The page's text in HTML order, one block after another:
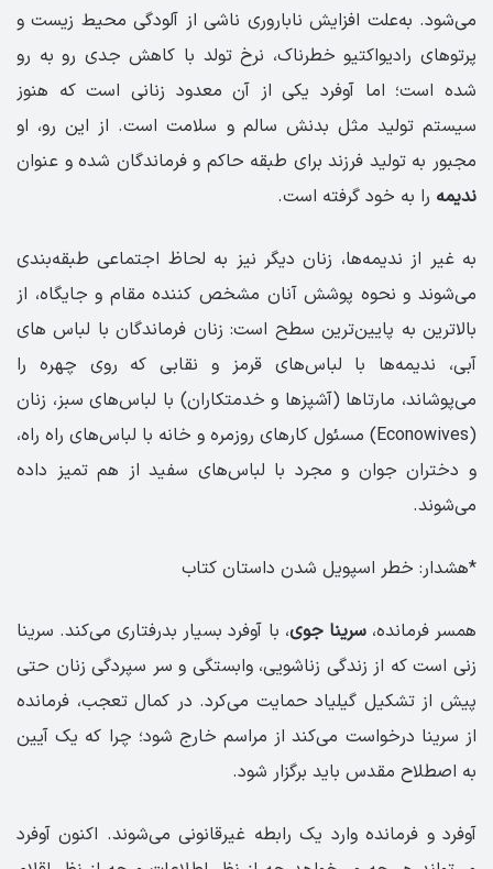
می‌شود. به‌علت افزایش ناباروری ناشی از آلودگی محیط زیست و
پرتوهای رادیواکتیو خطرناک، نرخ تولد با کاهش جدی رو به رو
شده است؛ اما آوفرد یکی از آن معدود زنانی است که هنوز
سیستم تولید مثل بدنش سالم و سلامت است. از این رو، او
مجبور به تولید فرزند برای طبقه حاکم و فرماندگان شده و عنوان
ندیمه را به خود گرفته است.
به غیر از ندیمه‌ها، زنان دیگر نیز به لحاظ اجتماعی طبقه‌بندی
می‌شوند و نحوه پوشش آنان مشخص کننده مقام و جایگاه، از
بالاترین به پایین‌ترین سطح است: زنان فرماندگان با لباس های
آبی، ندیمه‌ها با لباس‌های قرمز و نقابی که روی چهره را
می‌پوشاند، مارتاها (آشپزها و خدمتکاران) با لباس‌های سبز، زنان
(Econowives) مسئول کارهای روزمره و خانه با لباس‌های راه راه،
و دختران جوان و مجرد با لباس‌های سفید از هم تمیز داده
می‌شوند.
*هشدار: خطر اسپویل شدن داستان کتاب
همسر فرمانده،سرینا جوی، با آوفرد بسیار بدرفتاری می‌کند. سرینا
زنی است که از زندگی زناشویی، وابستگی و سر سپردگی زنان حتی
پیش از تشکیل گیلیاد حمایت می‌کرد. در کمال تعجب، فرمانده
از سرینا درخواست می‌کند از مراسم خارج شود؛ چرا که یک آیین
به اصطلاح مقدس باید برگزار شود.
آوفرد و فرمانده وارد یک رابطه غیرقانونی می‌شوند. اکنون آوفرد